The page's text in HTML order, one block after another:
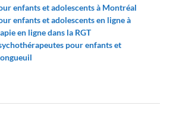
enfants et adolescents à Montréal
enfants et adolescents en ligne à
en ligne dans la RGT
pour enfants et